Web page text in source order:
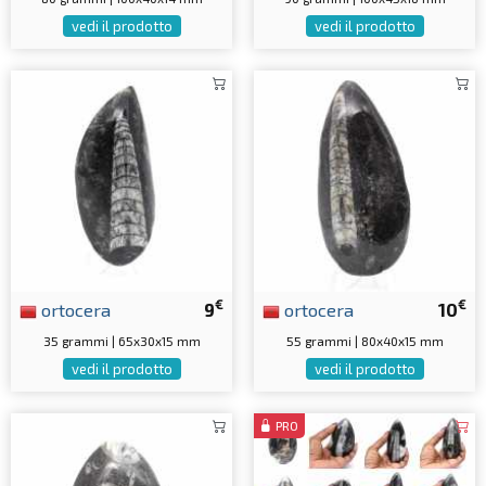
vedi il prodotto vedi il prodotto
9€
ortocera
35 grammi | 65x30x15 mm
vedi il prodotto
10€
ortocera
55 grammi | 80x40x15 mm
vedi il prodotto
PRO